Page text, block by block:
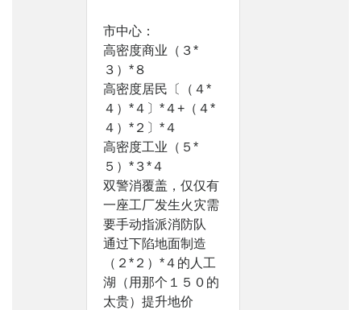
市中心：
高密度商业（３*
３）*８
高密度居民〔（４*
４）*４〕*４+（４*
４）*２〕*４
高密度工业（５*
５）*３*４
双警消覆盖，仅仅有
一座工厂发生火灾需
要手动指派消防队
通过下陷地面制造
（２*２）*４的人工
湖（用那个１５０的
太贵）提升地价